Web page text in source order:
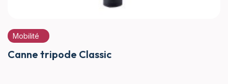
Mobilité
Canne tripode Classic